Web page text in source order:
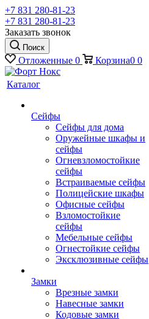
+7 831 280-81-23
+7 831 280-81-23
Заказать звонок
Поиск
Отложенные 0 Корзина0 0
Каталог
Сейфы
Сейфы для дома
Оружейные шкафы и
сейфы
Огневзломостойкие
сейфы
Встраиваемые сейфы
Полицейские шкафы
Офисные сейфы
Взломостойкие
сейфы
Мебельные сейфы
Огнестойкие сейфы
Эксклюзивные сейфы
Замки
Врезные замки
Навесные замки
Кодовые замки